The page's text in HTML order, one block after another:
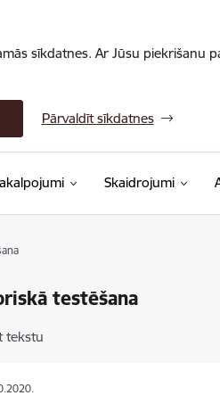
sīkdatnes. Ar Jūsu
Pārvaldīt sīkdatnes
Skaidrojumi
testēšana
tekstu